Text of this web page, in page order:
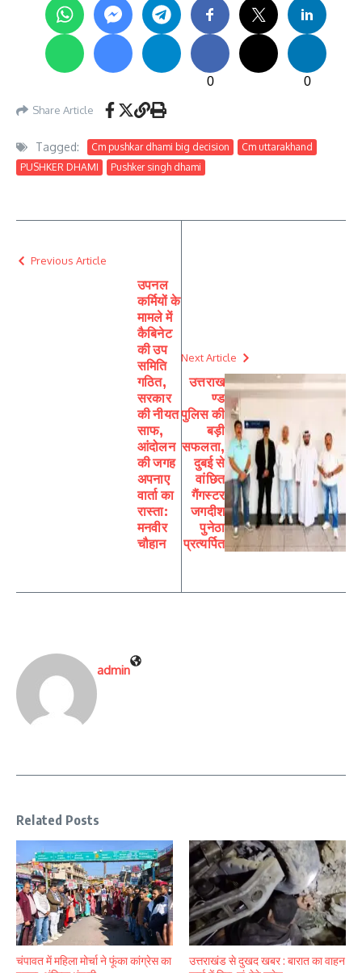
0 0
Share Article
Tagged: Cm pushkar dhami big decision
Cm uttarakhand
PUSHKER DHAMI
Pushker singh dhami
Previous Article
उपनल
कर्मियों के
मामले में
कैबिनेट
की उप
समिति
गठित,
सरकार
की नीयत
साफ,
आंदोलन
की जगह
अपनाए
वार्ता का
रास्ता:
मनवीर
चौहान
Next Article
उत्तराख
ण्ड
पुलिस की
बड़ी
सफलता,
दुबई से
वांछित
गैंगस्टर
जगदीश
पुनेठा
प्रत्यर्पित
admin
Related Posts
चंपावत में महिला मोर्चा ने फूंका कांग्रेस का
उत्तराखंड से दुखद खबर : बारात का वाहन